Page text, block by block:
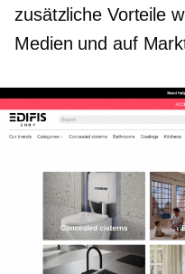
zusätzliche Vorteile
Medien und auf